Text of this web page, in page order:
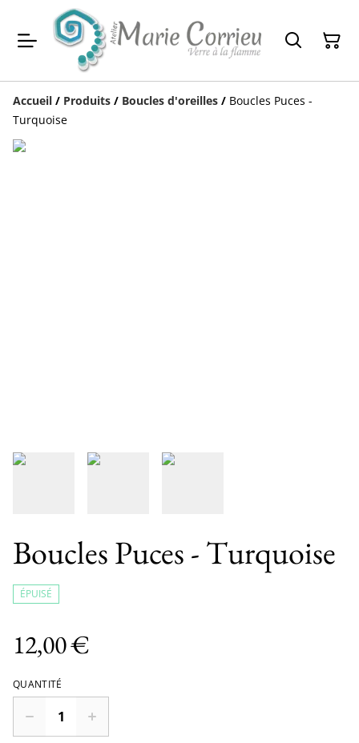
Accueil / Produits / Boucles d'oreilles / Boucles Puces -
Turquoise
Boucles Puces - Turquoise
ÉPUISÉ
12,00 €
QUANTITÉ